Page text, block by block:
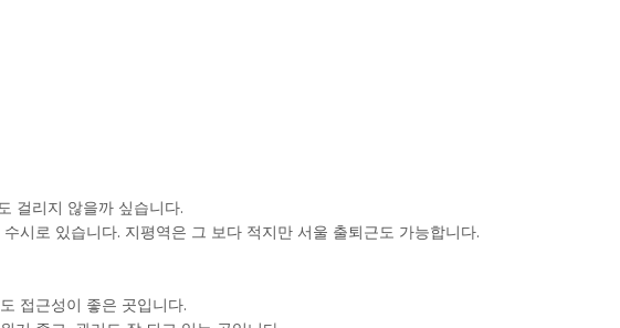
걸리지 않을까 싶습니다.
시로 있습니다. 지평역은 그 보다 적지만 서울 출퇴근도 가능합니다.
접근성이 좋은 곳입니다.